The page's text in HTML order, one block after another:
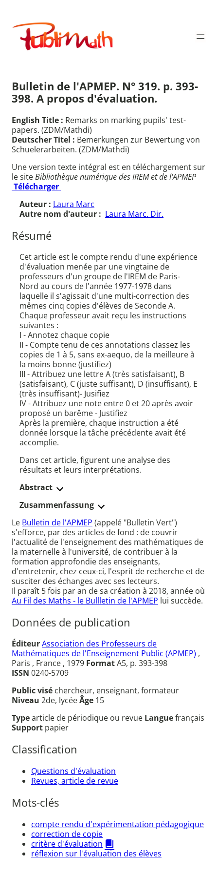
contenu
Publimath
Bulletin de l'APMEP. N° 319. p. 393-
398. A propos d'évaluation.
English Title : Remarks on marking pupils' test-
papers. (ZDM/Mathdi)
Deutscher Titel : Bemerkungen zur Bewertung von
Schuelerarbeiten. (ZDM/Mathdi)
Une version texte intégral est en téléchargement sur
le siteBibliothèque numérique des IREM et de l'APMEP
Télécharger
Auteur : Laura Marc
Autre nom d'auteur : Laura Marc. Dir.
Résumé
Cet article est le compte rendu d'une expérience
d'évaluation menée par une vingtaine de
professeurs d'un groupe de l'IREM de Paris-
Nord au cours de l'année 1977-1978 dans
laquelle il s'agissait d'une multi-correction des
mêmes cinq copies d'élèves de Seconde A.
Chaque professeur avait reçu les instructions
suivantes :
I - Annotez chaque copie
II - Compte tenu de ces annotations classez les
copies de 1 à 5, sans ex-aequo, de la meilleure à
la moins bonne (justifiez)
III - Attribuez une lettre A (très satisfaisant), B
(satisfaisant), C (juste suffisant), D (insuffisant), E
(très insuffisant)- Jusifiez
IV - Attribuez une note entre 0 et 20 après avoir
proposé un barême - Justifiez
Après la première, chaque instruction a été
donnée lorsque la tâche précédente avait été
accomplie.
Dans cet article, figurent une analyse des
résultats et leurs interprétations.
Abstract
Zusammenfassung
Le Bulletin de l'APMEP (appelé "Bulletin Vert")
s'efforce, par des articles de fond : de couvrir
l'actualité de l'enseignement des mathématiques de
la maternelle à l'université, de contribuer à la
formation approfondie des enseignants,
d'entretenir, chez ceux-ci, l'esprit de recherche et de
susciter des échanges avec ses lecteurs.
Il paraît 5 fois par an de sa création à 2018, année où
Au Fil des Maths - le Bullletin de l'APMEP lui succède.
Données de publication
ÉditeurAssociation des Professeurs de
Mathématiques de l'Enseignement Public (APMEP) ,
Paris , France , 1979 FormatA5, p. 393-398
ISSN 0240-5709
Public visé chercheur, enseignant, formateur
Niveau 2de, lycéeÂge 15
Typearticle de périodique ou revue Languefrançais
Support papier
Classification
Questions d'évaluation
Revues, article de revue
Mots-clés
compte rendu d'expérimentation pédagogique
correction de copie
critère d'évaluation
réflexion sur l'évaluation des élèves